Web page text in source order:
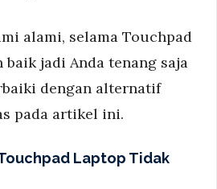
alami, selama Touchpad
baik jadi Anda tenang saja
dengan alternatif
pada artikel ini.
Laptop Tidak